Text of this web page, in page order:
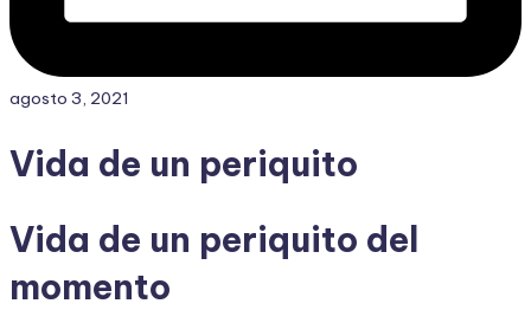
agosto 3, 2021
Vida de un periquito
Vida de un periquito del
momento